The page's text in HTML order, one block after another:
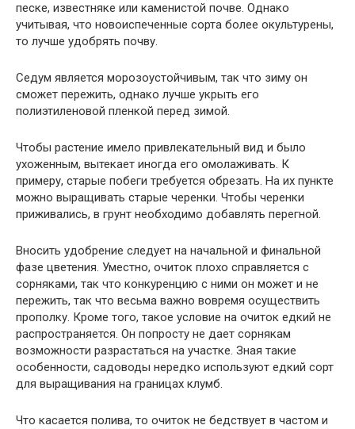
песке, известняке или каменистой почве. Однако
учитывая, что новоиспеченные сорта более окультурены,
то лучше удобрять почву.
Седум является морозоустойчивым, так что зиму он
сможет пережить, однако лучше укрыть его
полиэтиленовой пленкой перед зимой.
Чтобы растение имело привлекательный вид и было
ухоженным, вытекает иногда его омолаживать. К
примеру, старые побеги требуется обрезать. На их пункте
можно выращивать старые черенки. Чтобы черенки
приживались, в грунт необходимо добавлять перегной.
Вносить удобрение следует на начальной и финальной
фазе цветения. Уместно, очиток плохо справляется с
сорняками, так что конкуренцию с ними он может и не
пережить, так что весьма важно вовремя осуществить
прополку. Кроме того, такое условие на очиток едкий не
распространяется. Он попросту не дает сорнякам
возможности разрастаться на участке. Зная такие
особенности, садоводы нередко используют едкий сорт
для выращивания на границах клумб.
Что касается полива, то очиток не бедствует в частом и